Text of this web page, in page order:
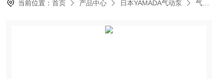
当前位置：首页 产品中心 日本YAMADA气动泵 气动隔膜泵